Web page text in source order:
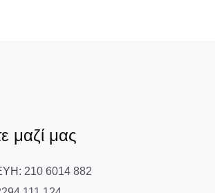
μαζί μας
210 6014 882